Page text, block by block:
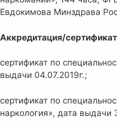
Евдокимова Минздрава
Аккредитация/
сертификат по
выдачи 04.07.2019г.;
сертификат по
наркология», дата выдачи